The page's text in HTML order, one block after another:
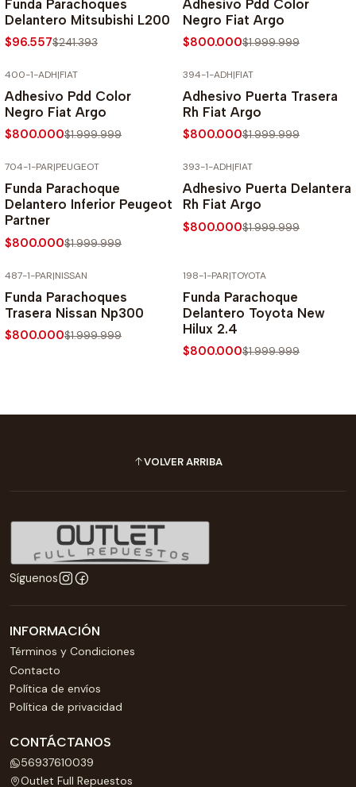
Funda Parachoques
Delantero Mitsubishi L200
$96.557$241.393
Adhesivo Pdd Color
Negro Fiat Argo
$800.000$1.999.999
400-1-ADH|FIAT
Adhesivo Pdd Color
Negro Fiat Argo
$800.000$1.999.999
394-1-ADH|FIAT
Adhesivo Puerta Trasera
Rh Fiat Argo
$800.000$1.999.999
704-1-PAR|PEUGEOT
Funda Parachoque
Delantero Inferior Peugeot
Partner
$800.000$1.999.999
393-1-ADH|FIAT
Adhesivo Puerta Delantera
Rh Fiat Argo
$800.000$1.999.999
487-1-PAR|NISSAN
Funda Parachoques
Trasera Nissan Np300
$800.000$1.999.999
198-1-PAR|TOYOTA
Funda Parachoque
Delantero Toyota New
Hilux 2.4
$800.000$1.999.999
VOLVER ARRIBA
Síguenos
INFORMACIÓN
Términos y Condiciones
Contacto
Política de envíos
Política de privacidad
CONTÁCTANOS
56937610039
Outlet Full Repuestos